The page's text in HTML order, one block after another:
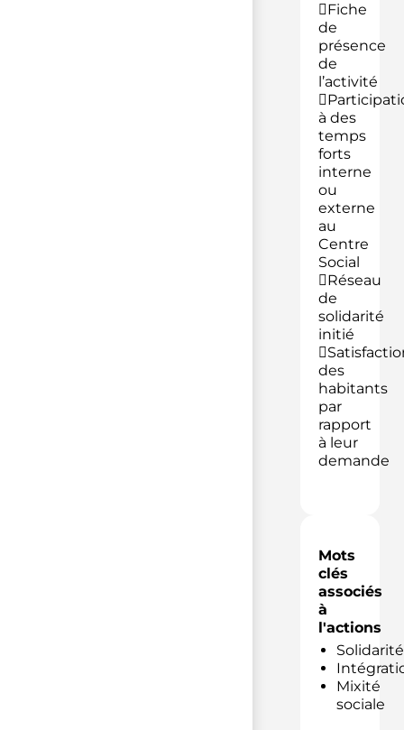
Fiche
de
présence
de
l’activité
à des
temps
forts
interne
ou
externe
au
Centre
Social
Réseau
de
solidarité
initié
des
habitants
par
rapport
à leur
demande
Mots
clés
associés
à
l'actions
Solidarité
Mixité
sociale